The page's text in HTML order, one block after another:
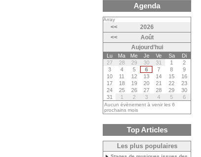
Agenda
Array
<<
2026
<<
Août
Aujourd’hui
Lu Ma Me Je Ve Sa
Di
27
28 29 30 31 1
2
3
4 5 6 7 8
9
10
11 12 13 14 15
16
17
18 19 20 21 22
23
24
25 26 27 28 29
30
31
1 2 3 4 5 6
Aucun évènement à venir les 6
prochains mois
Top Articles
Les plus populaires